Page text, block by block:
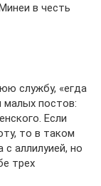
в честь
службу, «егда
малых постов:
Если
то в таком
аллилуией, но
трех